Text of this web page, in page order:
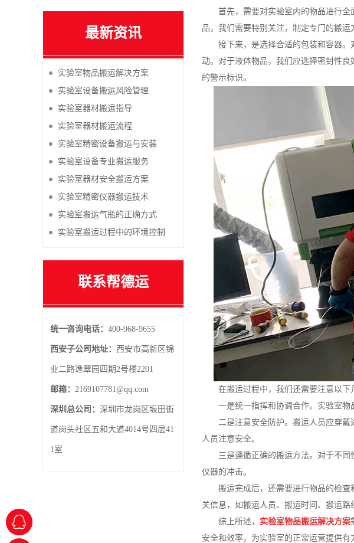
首先，需要对实验室内的物品进行
品，我们需要特别关注，制定专门的搬运
接下来，是选择合适的包装和容器
动。对于液体物品，我们应选择密封性
的警示标识。
在搬运过程中，我们还需要注意以下
一是统一指挥和协调合作。实验室物
二是注意安全防护。搬运人员应穿
人员注意安全。
三是遵循正确的搬运方法。对于不
仪器的冲击。
搬运完成后，还需要进行物品的检
关信息，如搬运人员、搬运时间、搬运路
综上所述， 实验室物品搬运解决方案
安全和效率，为实验室的正常运营提供有
最新资讯
实验室物品搬运解决方案
实验室设备搬运风险管理
实验室器材搬运指导
实验室器材搬运流程
实验室精密设备搬运与安装
实验室设备专业搬运服务
实验室器材安全搬运方案
实验室精密仪器搬运技术
实验室搬运气瓶的正确方式
实验室搬运过程中的环境控制
联系帮德运
统一咨询电话： 400-968-9655
西安子公司地址： 西安市高新区锦
业二路逸翠园四期2号楼2201
邮箱： 2169107781@qq.com
深圳总公司： 深圳市龙岗区坂田街
道岗头社区五和大道4014号四层41
1室